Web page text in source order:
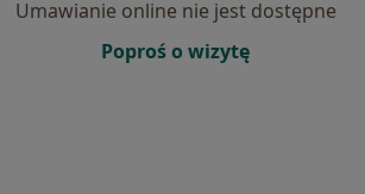
Umawianie online nie jest dostępne
Poproś o wizytę